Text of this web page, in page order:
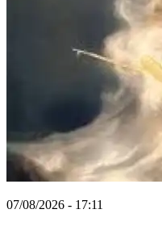
07/08/2026 - 17:11